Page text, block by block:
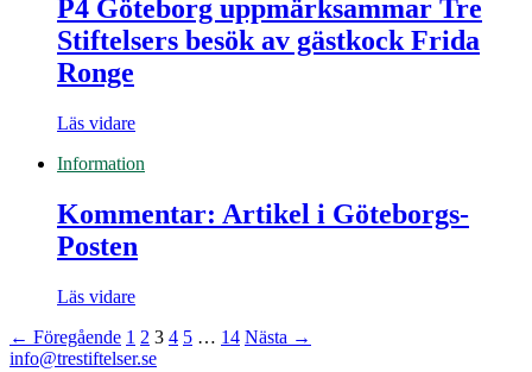
P4 Göteborg uppmärksammar Tre
Stiftelsers besök av gästkock Frida
Ronge
Läs vidare
Information
Kommentar: Artikel i Göteborgs-
Posten
Läs vidare
← Föregående 1 2 3 4 5 … 14 Nästa →
info@trestiftelser.se